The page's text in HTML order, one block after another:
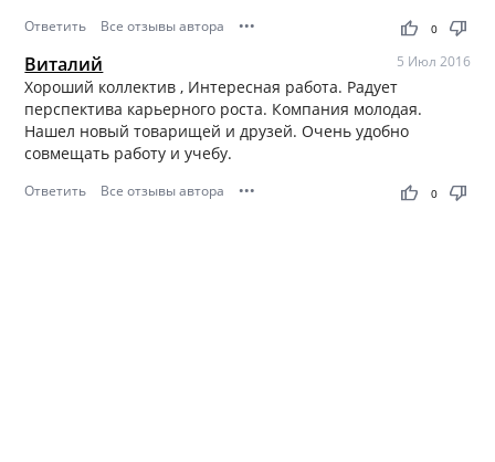
Ответить Все отзывы автора ••• thumb_up thumb_down
0
Виталий 5 Июл 2016
Хороший коллектив , Интересная работа. Радует
перспектива карьерного роста. Компания молодая.
Нашел новый товарищей и друзей. Очень удобно
совмещать работу и учебу.
Ответить Все отзывы автора ••• thumb_up thumb_down
0